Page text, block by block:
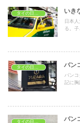
いき
日本
る。
タイの日常生活 バン
バン
記に胸
バン